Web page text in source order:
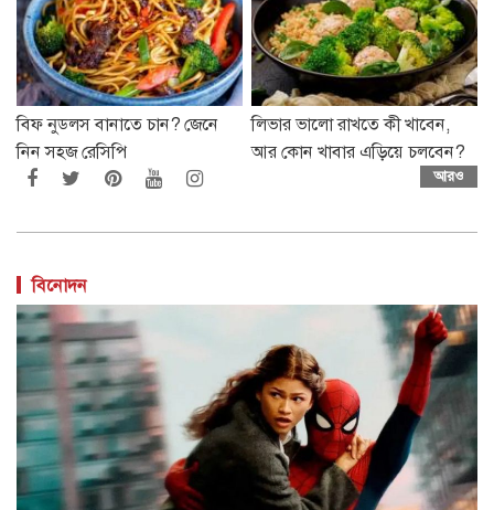
বিফ নুডলস বানাতে চান? জেনে
নিন সহজ রেসিপি
লিভার ভালো রাখতে কী খাবেন,
আর কোন খাবার এড়িয়ে চলবেন?
আরও
বিনোদন